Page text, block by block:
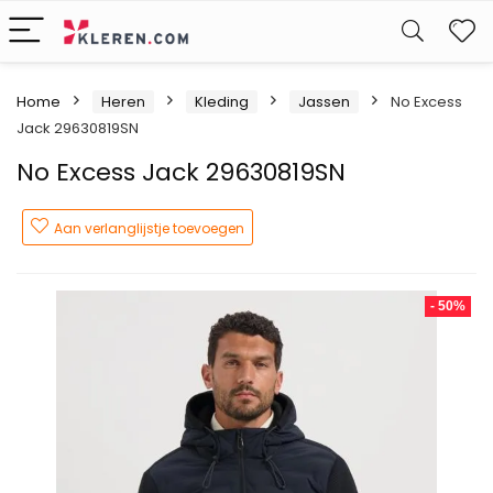
Home Heren Kleding Jassen
No Excess
Jack 29630819SN
No Excess Jack 29630819SN
Aan verlanglijstje toevoegen
- 50%